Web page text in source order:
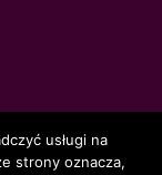
usługi na
strony oznacza,